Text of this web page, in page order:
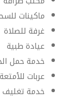
ماكينات
غرفة للصلاة
عيادة طبية
خدمة حمل
عربات للأمتعة
خدمة تغليف